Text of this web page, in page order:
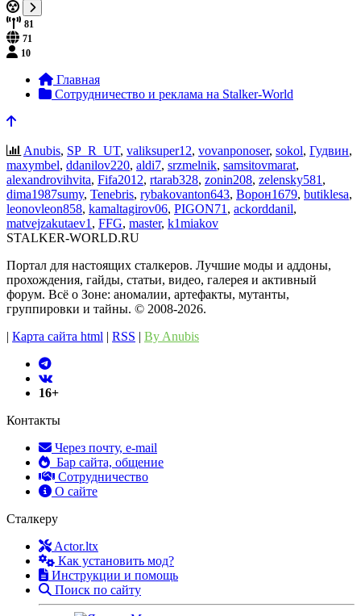
81
71
10
Главная
Сотрудничество и реклама на Stalker-World
Anubis, SP_R_UT, valiksuper12, vovanponoser, sokol, Гудвин,
maxymbel, ddanilov220, aldi7, srzmelnik, samsitovmarat,
alexandrovihvita, Fifa2012, rtarab328, zonin208, zelensky581,
dima1987sumy, Tenebris, rybakovanton643, Ворон1679, butiklesa,
leonovleon858, kamaltagirov06, PIGON71, ackorddanil,
matvejzakutaev1, FFG, master, k1miakov
STALKER-WORLD.RU
Портал для настоящих сталкеров. Лучшие моды и аддоны,
прохождения, гайды, статьи, видео, галерея и активный
форум. Всё о Зоне: аномалии, артефакты, мутанты,
группировки и тайны. ©️ 2008-2026.
| Карта сайта html | RSS | By Anubis
16+
Контакты
Через почту, e-mail
Бар сайта, общение
Сотрудничество
О сайте
Сталкеру
Actor.ltx
Как установить мод?
Инструкции и помощь
Поиск по сайту